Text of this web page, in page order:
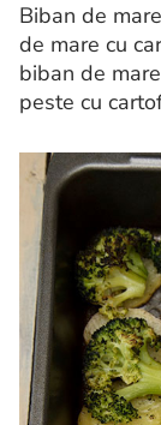
Biban de
de mare cu
biban de
peste cu